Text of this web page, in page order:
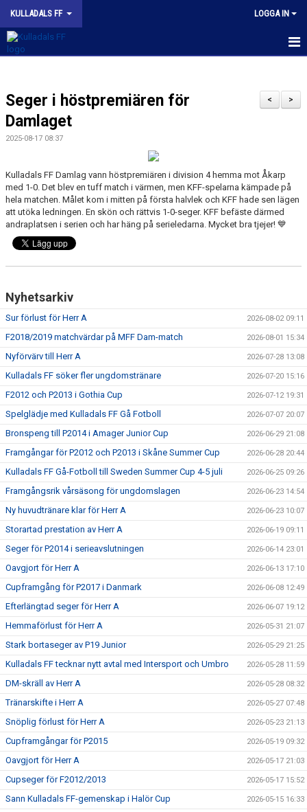
KULLADALS FF LOGGA IN
OM KLUBBEN
NYHETER
INFORMATION MED POLICY
DOKUMENT
BILDGALLERI
INBETALNING
PROFILKLÄDER
KFF INSTAGRAM
>
<
Seger i höstpremiären för
Damlaget
2025-08-17 08:37
Kulladals FF Damlag vann höstpremiären i division 4 hemma mot Åkarp
med 1-0. Det blev en tuff match i värmen, men KFF-spelarna kämpade på
hela matchen. Målet kom i mitten på första halvlek och KFF hade sen lägen
att utöka ledningen. En skön och rättvis 1-0-seger. KFF befäste därmed
andraplatsen i serien och har häng på serieledarna. Mycket bra tjejer! 💙
Nyhetsarkiv
Sur förlust för Herr A 2026-08-02 09:11
F2018/2019 matchvärdar på MFF Dam-match 2026-08-01 15:34
Nyförvärv till Herr A 2026-07-28 13:08
Kulladals FF söker fler ungdomstränare 2026-07-20 15:16
F2012 och P2013 i Gothia Cup 2026-07-12 19:31
Spelglädje med Kulladals FF Gå Fotboll 2026-07-07 20:07
Bronspeng till P2014 i Amager Junior Cup 2026-06-29 21:08
Framgångar för P2012 och P2013 i Skåne Summer Cup 2026-06-28 20:44
Kulladals FF Gå-Fotboll till Sweden Summer Cup 4-5 juli 2026-06-25 09:26
Framgångsrik vårsäsong för ungdomslagen 2026-06-23 14:54
Ny huvudtränare klar för Herr A 2026-06-23 10:07
Storartad prestation av Herr A 2026-06-19 09:11
Seger för P2014 i serieavslutningen 2026-06-14 23:01
Oavgjort för Herr A 2026-06-13 17:10
Cupframgång för P2017 i Danmark 2026-06-08 12:49
Efterlängtad seger för Herr A 2026-06-07 19:12
Hemmaförlust för Herr A 2026-05-31 21:07
Stark bortaseger av P19 Junior 2026-05-29 21:25
Kulladals FF tecknar nytt avtal med Intersport och Umbro 2026-05-28 11:59
DM-skräll av Herr A 2026-05-28 08:32
Tränarskifte i Herr A 2026-05-27 07:48
Snöplig förlust för Herr A 2026-05-23 21:13
Cupframgångar för P2015 2026-05-19 09:32
Oavgjort för Herr A 2026-05-17 21:03
Cupseger för F2012/2013 2026-05-17 15:52
Sann Kulladals FF-gemenskap i Halör Cup 2026-05-15 16:33